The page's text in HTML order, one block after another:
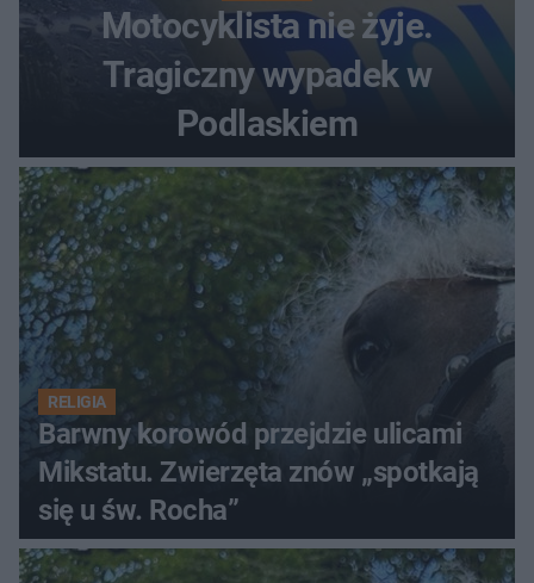
Motocyklista nie żyje.
Tragiczny wypadek w
Podlaskiem
RELIGIA
Barwny korowód przejdzie ulicami
Mikstatu. Zwierzęta znów „spotkają
się u św. Rocha”